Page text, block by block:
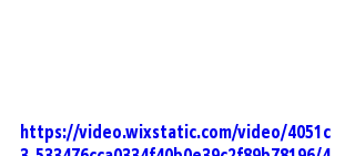
https://video.wixstatic.com/video/4051c